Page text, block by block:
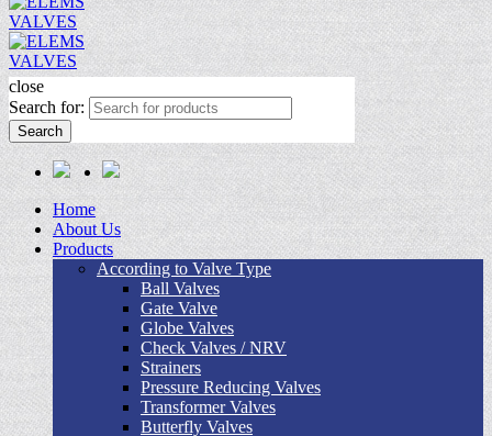
close
Search for:
Search
Home
About Us
Products
According to Valve Type
Ball Valves
Gate Valve
Globe Valves
Check Valves / NRV
Strainers
Pressure Reducing Valves
Transformer Valves
Butterfly Valves